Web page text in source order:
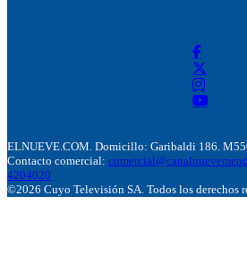
ELNUEVE.COM. Domicillo: Garibaldi 186.
Contacto comercial:
4204020
©2026 Cuyo Televisión SA. Todos los derechos